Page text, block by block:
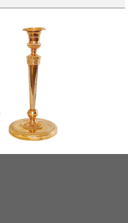
flambeaux
en bronze doré
de